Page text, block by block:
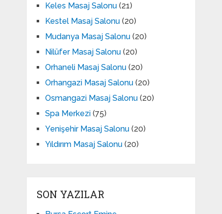
Keles Masaj Salonu(21)
Kestel Masaj Salonu(20)
Mudanya Masaj Salonu(20)
Nilüfer Masaj Salonu(20)
Orhaneli Masaj Salonu(20)
Orhangazi Masaj Salonu(20)
Osmangazi Masaj Salonu(20)
Spa Merkezi(75)
Yenişehir Masaj Salonu(20)
Yıldırım Masaj Salonu(20)
SON YAZILAR